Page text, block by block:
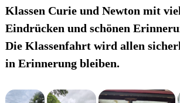
Klassen Curie und Newton mit
Eindrücken und schönen
Die Klassenfahrt wird allen
in Erinnerung bleiben.